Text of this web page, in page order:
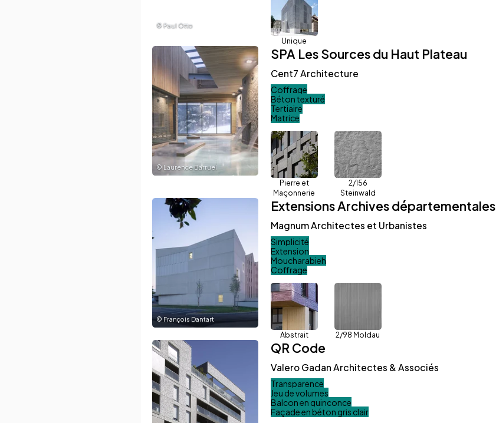
©Paul Otto
Unique
© Laurence Barruel
SPA Les Sources du Haut Plateau
Cent7 Architecture
Coffrage
Béton texturé
Tertiaire
Matrice
Pierre et
Maçonnerie
2/156
Steinwald
©François Dantart
Extensions Archives départementales
Magnum Architectes et Urbanistes
Simplicité
Extension
Moucharabieh
Coffrage
Abstrait 2/98 Moldau
QR Code
Valero Gadan Architectes & Associés
Transparence
Jeu de volumes
Balcon en quinconce
Façade en béton gris clair